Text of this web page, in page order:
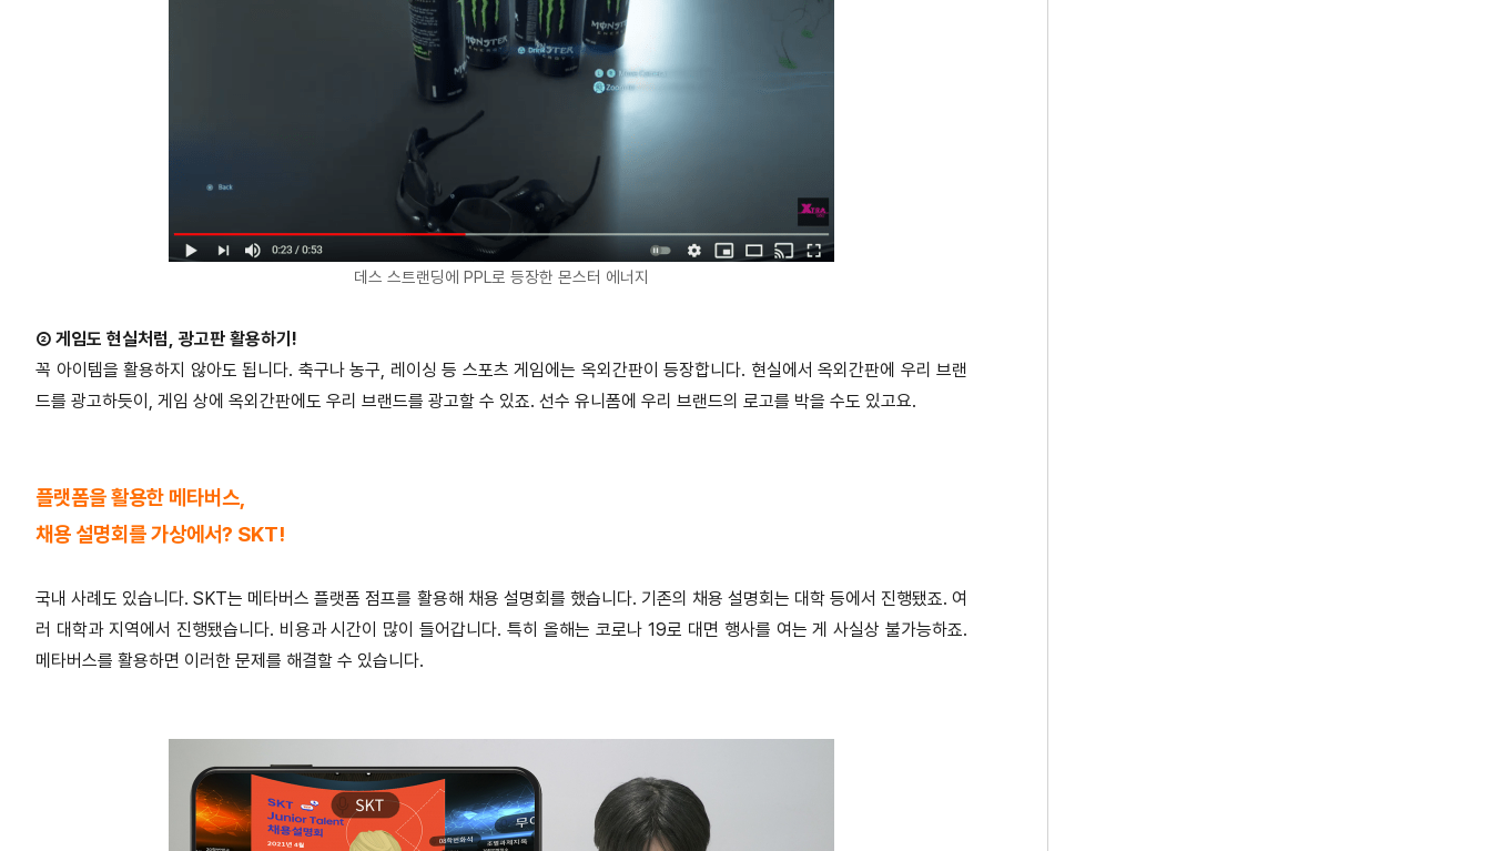
데스 스트랜딩에 PPL로 등장한 몬스터 에너지
② 게임도 현실처럼, 광고판 활용하기!
꼭 아이템을 활용하지 않아도 됩니다. 축구나 농구, 레이싱 등 스포츠 게임에는 옥외간판이 등장합니다. 현실에서 옥외간판에 우리 브랜
드를 광고하듯이, 게임 상에 옥외간판에도 우리 브랜드를 광고할 수 있죠. 선수 유니폼에 우리 브랜드의 로고를 박을 수도 있고요.
플랫폼을 활용한 메타버스,
채용 설명회를 가상에서? SKT!
국내 사례도 있습니다. SKT는 메타버스 플랫폼 점프를 활용해 채용 설명회를 했습니다. 기존의 채용 설명회는 대학 등에서 진행됐죠. 여
러 대학과 지역에서 진행됐습니다. 비용과 시간이 많이 들어갑니다. 특히 올해는 코로나 19로 대면 행사를 여는 게 사실상 불가능하죠.
메타버스를 활용하면 이러한 문제를 해결할 수 있습니다.